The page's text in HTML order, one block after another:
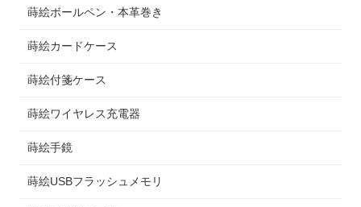
蒔絵ボールペン・本革巻き
蒔絵カードケース
蒔絵付箋ケース
蒔絵ワイヤレス充電器
蒔絵手鏡
蒔絵USBフラッシュメモリ